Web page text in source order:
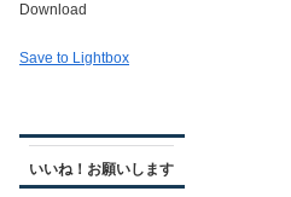
Download
Save to Lightbox
いいね！お願いします